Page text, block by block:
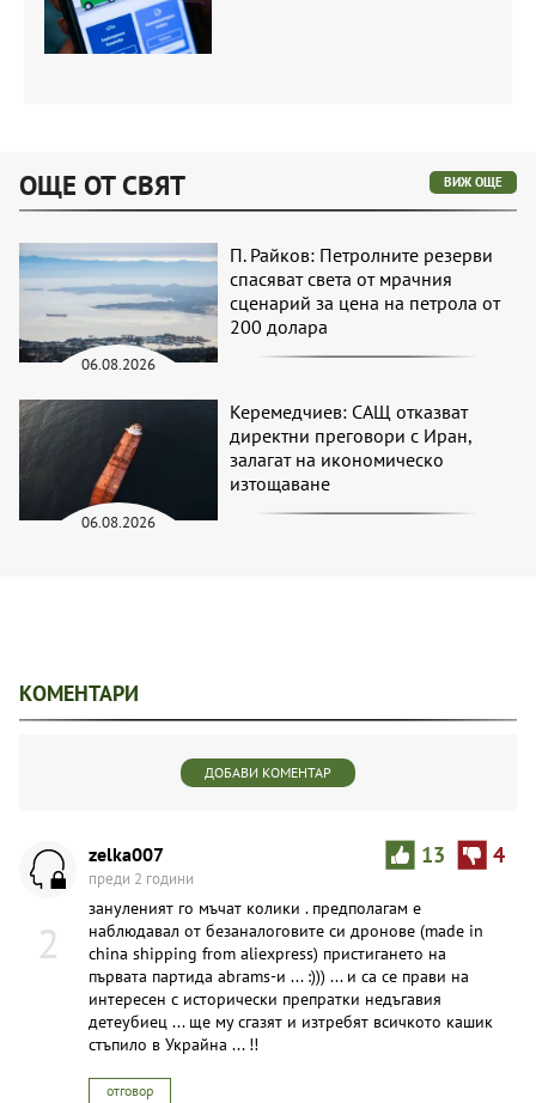
ОЩЕ ОТ СВЯТ ВИЖ ОЩЕ
06.08.2026
П. Райков: Петролните резерви
спасяват света от мрачния
сценарий за цена на петрола от
200 долара
06.08.2026
Керемедчиев: САЩ отказват
директни преговори с Иран,
залагат на икономическо
изтощаване
КОМЕНТАРИ
ДОБАВИ КОМЕНТАР
2
13 4
zelka007
преди 2 години
зануленият го мъчат колики . предполагам е
наблюдавал от безаналоговите си дронове (made in
china shipping from aliexpress) пристигането на
първата партида abrams-и ... :))) ... и са се прави на
интересен с исторически препратки недъгавия
детеубиец ... ще му сгазят и изтребят всичкото кашик
стъпило в Украйна ... !!
отговор